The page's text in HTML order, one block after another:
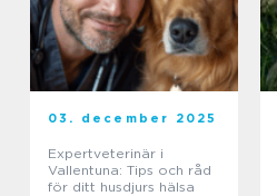
03. december 2025
Expertveterinär i
Vallentuna: Tips och råd
för ditt husdjurs hälsa